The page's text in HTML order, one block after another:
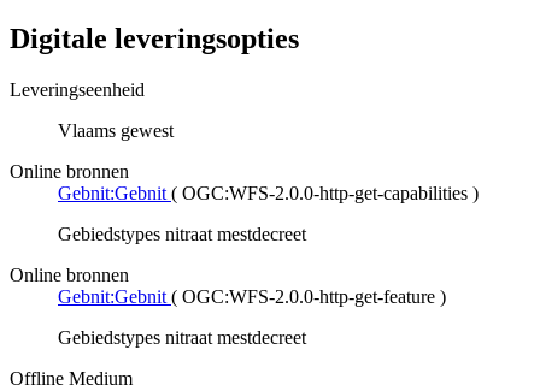
Digitale leveringsopties
Leveringseenheid
Vlaams gewest
Online bronnen
Gebnit:Gebnit ( OGC:WFS-2.0.0-http-get-capabilities )
Gebiedstypes nitraat mestdecreet
Online bronnen
Gebnit:Gebnit ( OGC:WFS-2.0.0-http-get-feature )
Gebiedstypes nitraat mestdecreet
Offline Medium